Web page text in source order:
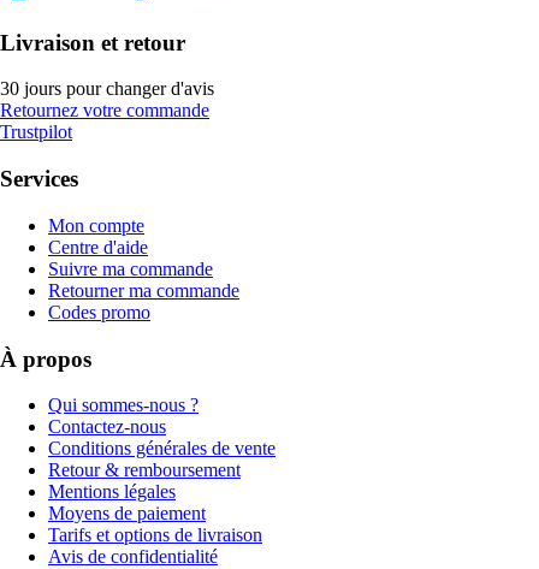
Livraison et retour
30 jours pour changer d'avis
Retournez votre commande
Trustpilot
Services
Mon compte
Centre d'aide
Suivre ma commande
Retourner ma commande
Codes promo
À propos
Qui sommes-nous ?
Contactez-nous
Conditions générales de vente
Retour & remboursement
Mentions légales
Moyens de paiement
Tarifs et options de livraison
Avis de confidentialité